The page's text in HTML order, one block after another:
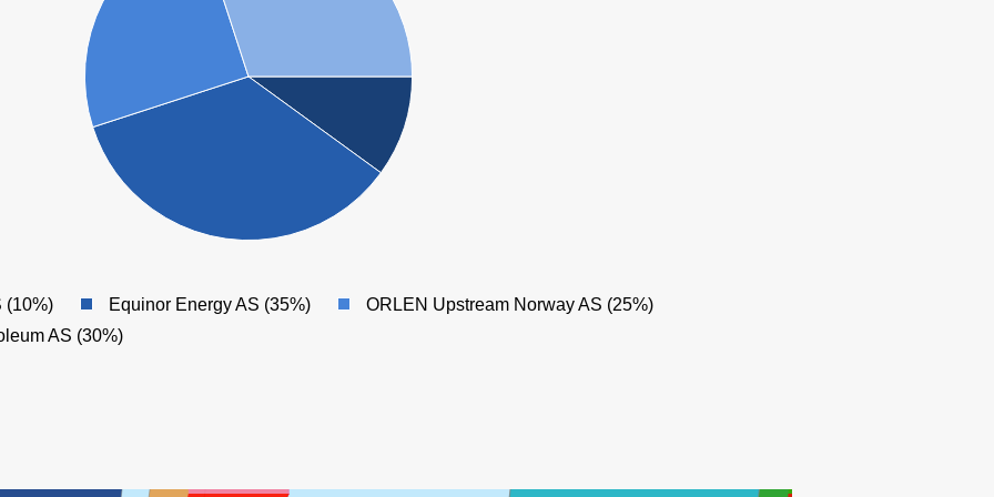
(10%) Equinor Energy AS (35%)
ORLEN Upstream Norway AS (25%)
AS (30%)